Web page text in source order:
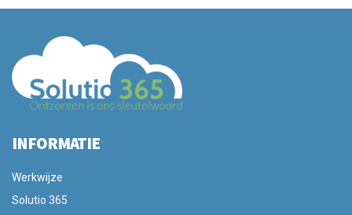
INFORMATIE
Werkwijze
Solutio 365